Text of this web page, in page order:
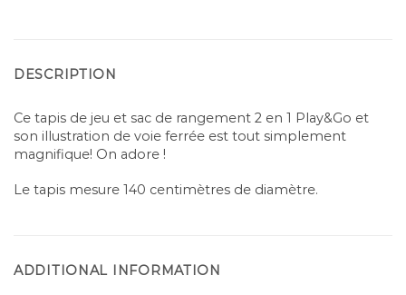
DESCRIPTION
Ce tapis de jeu et sac de rangement 2 en 1 Play&Go et
son illustration de voie ferrée est tout simplement
magnifique! On adore !
Le tapis mesure 140 centimètres de diamètre.
ADDITIONAL INFORMATION